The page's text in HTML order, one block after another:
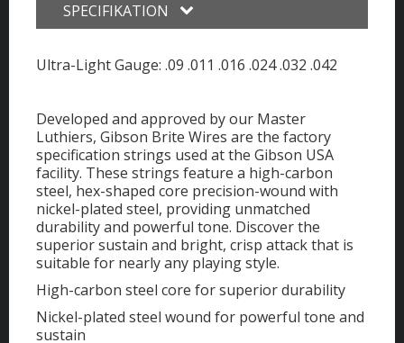
SPECIFIKATION
Ultra-Light Gauge: .09 .011 .016 .024 .032 .042
Developed and approved by our Master
Luthiers, Gibson Brite Wires are the factory
specification strings used at the Gibson USA
facility. These strings feature a high-carbon
steel, hex-shaped core precision-wound with
nickel-plated steel, providing unmatched
durability and powerful tone. Discover the
superior sustain and bright, crisp attack that is
suitable for nearly any playing style.
High-carbon steel core for superior durability
Nickel-plated steel wound for powerful tone and
sustain